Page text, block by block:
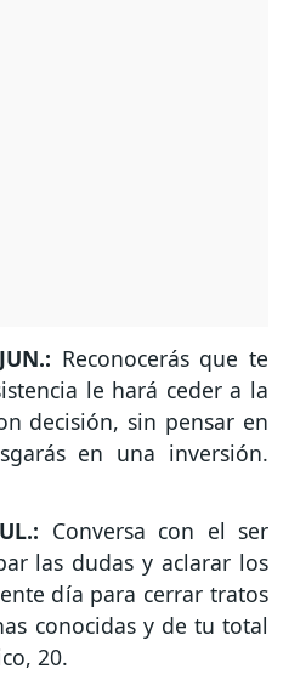
Reconocerás que te
le hará ceder a la
decisión, sin pensar en
en una inversión.
Conversa con el ser
las dudas y aclarar los
día para cerrar tratos
conocidas y de tu total
20.